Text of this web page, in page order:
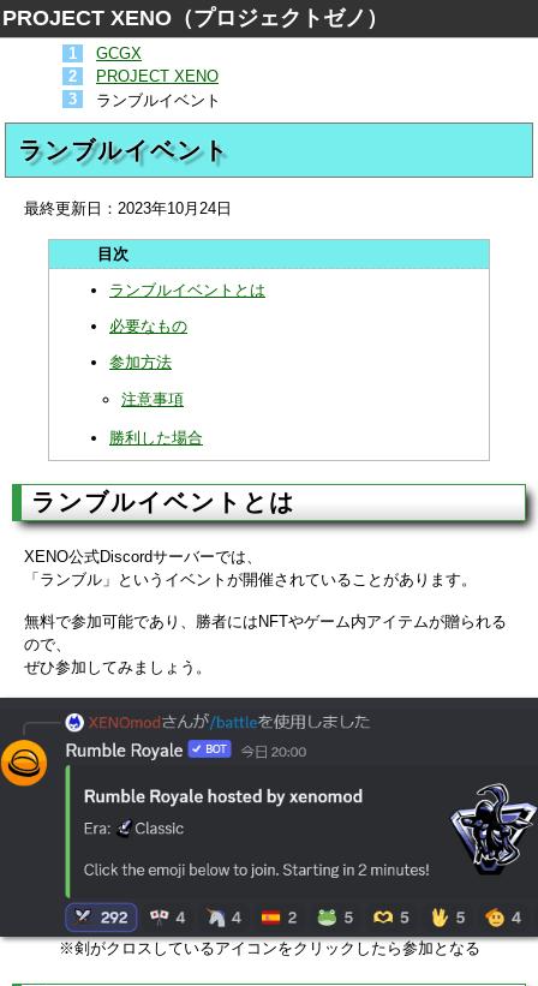
PROJECT XENO（プロジェクトゼノ）
GCGX
PROJECT XENO
ランブルイベント
ランブルイベント
最終更新日： 2023年10月24日
ランブルイベントとは
必要なもの
参加方法
注意事項
勝利した場合
ランブルイベントとは
XENO公式Discordサーバーでは、
「ランブル」というイベントが開催されていることがあります。
無料で参加可能であり、勝者にはNFTやゲーム内アイテムが贈られる
ので、
ぜひ参加してみましょう。
※剣がクロスしているアイコンをクリックしたら参加となる